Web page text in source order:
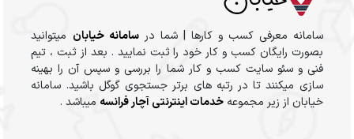
سامانه معرفی کسب و کارها | شما درسامانه خیابان میتوانید
بصورت رایگان کسب و کار خود را ثبت نمایید . بعد از ثبت ، تیم
فنی و سئو سایت کسب و کار شما را بررسی و سپس آن را بهینه
سازی میکنند تا در رتبه های برتر جستجوی گوگل باشید. سامانه
خیابان از زیر مجموعهخدمات اینترنتی آچار فرانسه میباشد .